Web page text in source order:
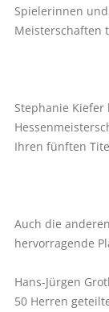
Spielerinnen
Meisterschaften
Stephanie
Ihren fünften
Auch die
hervorragende
Hans-Jürgen
50 Herren